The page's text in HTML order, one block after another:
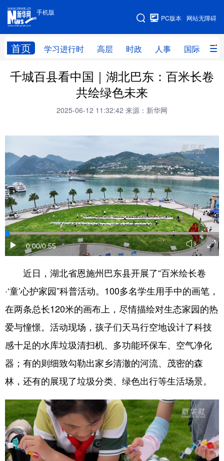
手机版
网站无障碍
PC版本
首页 学习进行时 高层 时政 人事 国际 财
手机版
网站地图
学习进行时 高层 时政 人事
财经 网评
全球连线
科技 科创 量子 体育
文化 书画 健康 军事
访谈 视频 图片 政务
法律 中央文件 金融 汽车
食品 人居 信息化 数字经济
学术中国 乡村振兴 银龄 溯源中国
彩票 娱乐 时尚 悦读
公益 一带一路 亚太网 上市公司
文化产业
地方频道
北京 天津 河北 山西
辽宁 吉林 上海 江苏
浙江 安徽 福建 江西
山东 河南 湖北 湖南
千城百县看中国｜湖北巴东：百米长卷
共绘绿色未来
2025-06-12 11:32:42 来源：新华网
0:00/0:55
近日，湖北省恩施州巴东县开展了“百米绘长卷
·‘童’心护家园”科普活动。100多名学生用手中的画笔，
在两条总长120米的画布上，尽情描绘对生态家园的热
爱与憧憬。活动现场，孩子们天马行空地设计了科技
感十足的水库垃圾清扫机、多功能环保车、空气净化
器；有的则细致勾勒出家乡清澈的河流、茂密的森
林，还有的展现了垃圾分类、绿色出行等生活场景。